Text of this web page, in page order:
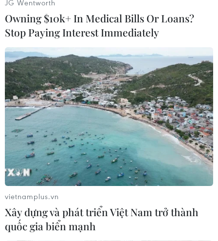
Đoàn Hùng/Sydney (Vietnam+)
#Qatar #FIFA
#Đăng cai
Anh Áo Australia
JG Wentworth
Owning $10k+ In Medical Bills Or Loans?
Stop Paying Interest Immediately
vietnamplus.vn
Xây dựng và phát triển Việt Nam trở thành
quốc gia biển mạnh